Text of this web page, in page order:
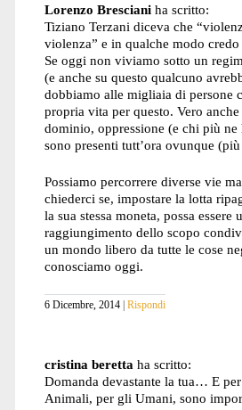
Lorenzo Bresciani ha scritto:
Tiziano Terzani diceva che
violenza” e in qualche modo credo
Se oggi non viviamo sotto un
(e anche su questo qualcuno
dobbiamo alle migliaia di persone
propria vita per questo. Vero
dominio, oppressione (e chi più ne
sono presenti tutt’ora ovunque
Possiamo percorrere diverse vie
chiederci se, impostare la lotta
la sua stessa moneta, possa essere
raggiungimento dello scopo
un mondo libero da tutte le cose
conosciamo oggi.
6 Dicembre, 2014 Rispondi
cristina beretta ha scritto:
Domanda devastante la tua… E
Animali, per gli Umani, sono